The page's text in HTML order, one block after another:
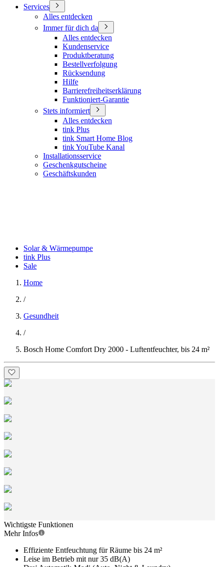
Services
Alles entdecken
Immer für dich da
Alles entdecken
Kundenservice
Produktberatung
Bestellverfolgung
Rücksendung
Hilfe
Barrierefreiheitserklärung
Funktioniert-Garantie
Stets informiert
Alles entdecken
tink Plus
tink Smart Home Blog
tink YouTube Kanal
Installationsservice
Geschenkgutscheine
Geschäftskunden
Solar & Wärmepumpe
tink Plus
Sale
Home
/
Gesundheit
/
Bosch Home Comfort Dry 2000 - Luftentfeuchter, bis 24 m²
Wichtigste Funktionen
Mehr Infos
Effiziente Entfeuchtung für Räume bis 24 m²
Leise im Betrieb mit nur 35 dB(A)